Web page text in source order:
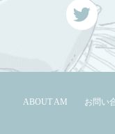
ABOUT AM お問い